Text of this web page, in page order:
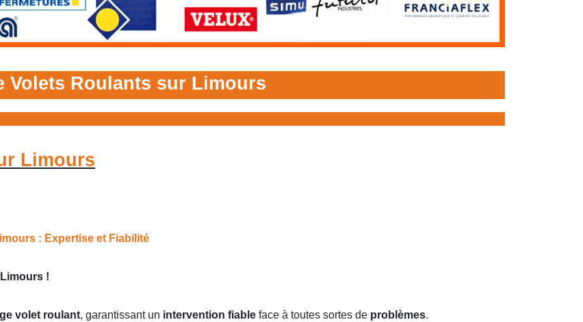
Volets Roulants sur Limours
Limours
: Expertise et Fiabilité
!
volet roulant, garantissant un intervention fiable face à toutes sortes de problèmes.